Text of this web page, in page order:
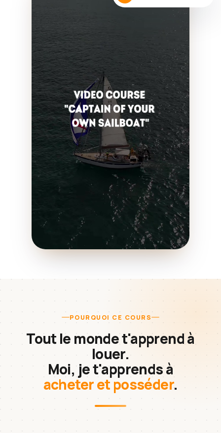
POURQUOI CE COURS
Tout le monde t'apprend à
louer.
Moi, je t'apprends à
acheter et posséder.